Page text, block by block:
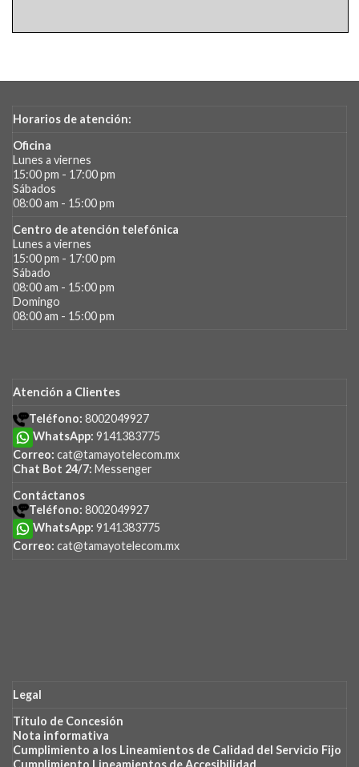
Horarios de atención:
Oficina
Lunes a viernes
15:00 pm - 17:00 pm
Sábados
08:00 am - 15:00 pm
Centro de atención telefónica
Lunes a viernes
15:00 pm - 17:00 pm
Sábado
08:00 am - 15:00 pm
Domingo
08:00 am - 15:00 pm
Atención a Clientes
Teléfono: 8002049927
WhatsApp: 9141383775
Correo: cat@tamayotelecom.mx
Chat Bot 24/7: Messenger
Contáctanos
Teléfono: 8002049927
WhatsApp: 9141383775
Correo: cat@tamayotelecom.mx
Legal
Título de Concesión
Nota informativa
Cumplimiento a los Lineamientos de Calidad del Servicio Fijo